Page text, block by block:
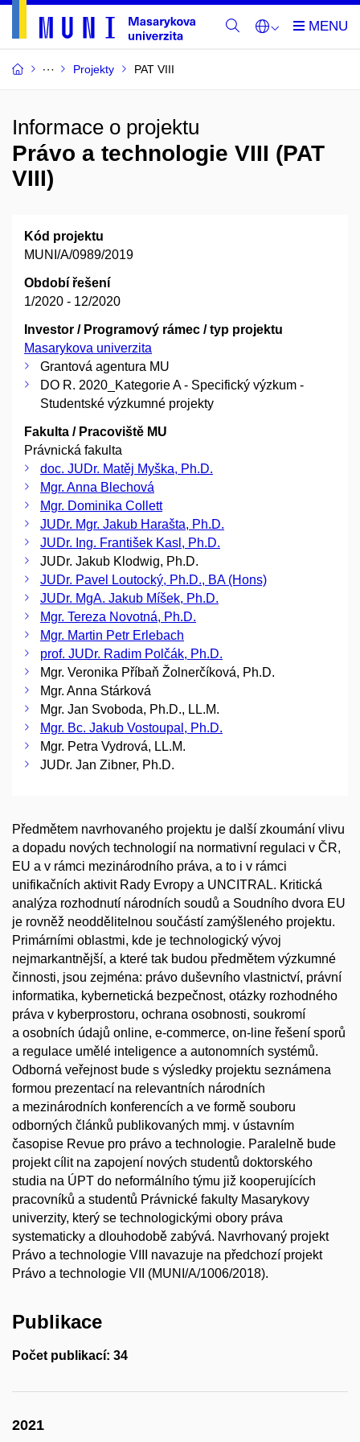
Projekty PAT VIII
Informace o projektu
Právo a technologie VIII (PAT
VIII)
Kód projektu
MUNI/A/0989/2019
Období řešení
1/2020 - 12/2020
Investor / Programový rámec / typ projektu
Masarykova univerzita
Grantová agentura MU
DO R. 2020_Kategorie A - Specifický výzkum -
Studentské výzkumné projekty
Fakulta / Pracoviště MU
Právnická fakulta
doc. JUDr. Matěj Myška, Ph.D.
Mgr. Anna Blechová
Mgr. Dominika Collett
JUDr. Mgr. Jakub Harašta, Ph.D.
JUDr. Ing. František Kasl, Ph.D.
JUDr. Jakub Klodwig, Ph.D.
JUDr. Pavel Loutocký, Ph.D., BA (Hons)
JUDr. MgA. Jakub Míšek, Ph.D.
Mgr. Tereza Novotná, Ph.D.
Mgr. Martin Petr Erlebach
prof. JUDr. Radim Polčák, Ph.D.
Mgr. Veronika Příbaň Žolnerčíková, Ph.D.
Mgr. Anna Stárková
Mgr. Jan Svoboda, Ph.D., LL.M.
Mgr. Bc. Jakub Vostoupal, Ph.D.
Mgr. Petra Vydrová, LL.M.
JUDr. Jan Zibner, Ph.D.
Předmětem navrhovaného projektu je další zkoumání vlivu
a dopadu nových technologií na normativní regulaci v ČR,
EU a v rámci mezinárodního práva, a to i v rámci
unifikačních aktivit Rady Evropy a UNCITRAL. Kritická
analýza rozhodnutí národních soudů a Soudního dvora EU
je rovněž neoddělitelnou součástí zamýšleného projektu.
Primárními oblastmi, kde je technologický vývoj
nejmarkantnější, a které tak budou předmětem výzkumné
činnosti, jsou zejména: právo duševního vlastnictví, právní
informatika, kybernetická bezpečnost, otázky rozhodného
práva v kyberprostoru, ochrana osobnosti, soukromí
a osobních údajů online, e-commerce, on-line řešení sporů
a regulace umělé inteligence a autonomních systémů.
Odborná veřejnost bude s výsledky projektu seznámena
formou prezentací na relevantních národních
a mezinárodních konferencích a ve formě souboru
odborných článků publikovaných mmj. v ústavním
časopise Revue pro právo a technologie. Paralelně bude
projekt cílit na zapojení nových studentů doktorského
studia na ÚPT do neformálního týmu již kooperujících
pracovníků a studentů Právnické fakulty Masarykovy
univerzity, který se technologickými obory práva
systematicky a dlouhodobě zabývá. Navrhovaný projekt
Právo a technologie VIII navazuje na předchozí projekt
Právo a technologie VII (MUNI/A/1006/2018).
Publikace
Počet publikací: 34
2021